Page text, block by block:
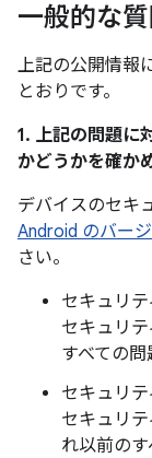
一般的な
上記の公開情報
とおりです。
1. 上記の問題に
かどうかを確か
デバイスのセキ
Android のバー
さい。
セキュリ
セキュリ
すべての問
セキュリ
セキュリ
れ以前の